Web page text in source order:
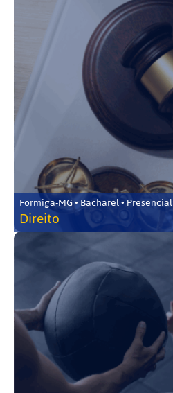
Formiga-MG • Bacharel • Presencial
Direito